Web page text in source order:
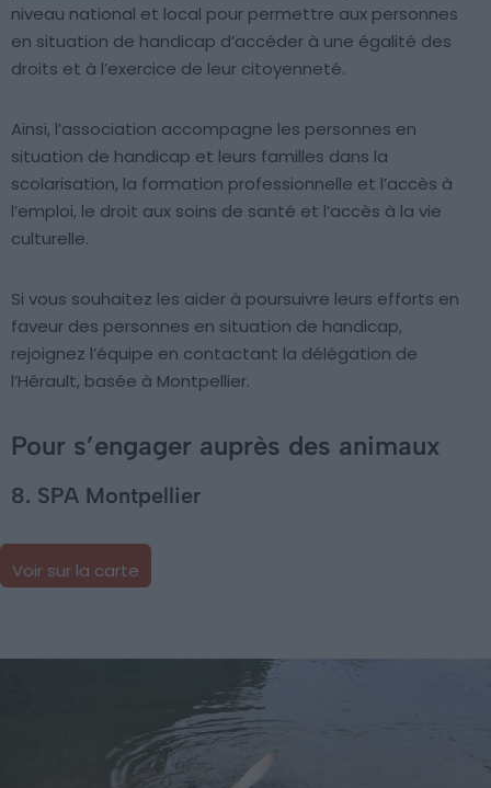
niveau national et local pour permettre aux personnes
en situation de handicap d’accéder à une égalité des
droits et à l’exercice de leur citoyenneté.
Ainsi, l’association accompagne les personnes en
situation de handicap et leurs familles dans la
scolarisation, la formation professionnelle et l’accès à
l’emploi, le droit aux soins de santé et l’accès à la vie
culturelle.
Si vous souhaitez les aider à poursuivre leurs efforts en
faveur des personnes en situation de handicap,
rejoignez l’équipe en contactant la délégation de
l’Hérault, basée à Montpellier.
Pour s’engager auprès des animaux
8. SPA Montpellier
Voir sur la carte